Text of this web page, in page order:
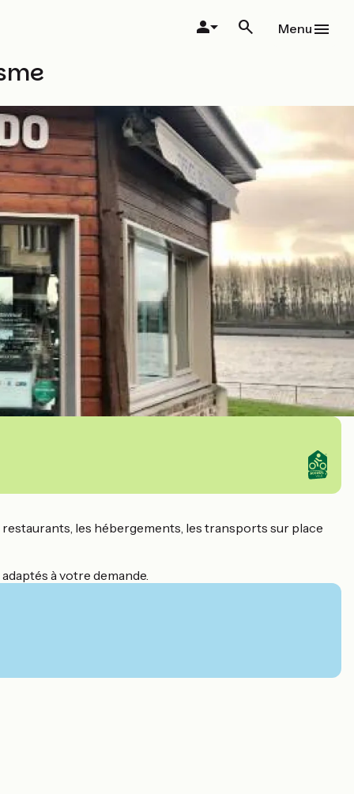
Menu
restaurants, les hébergements, les transports sur place
à votre demande.